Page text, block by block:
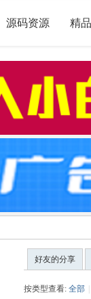
源码资源 精
好友的分享
按类型查看: 全部 |